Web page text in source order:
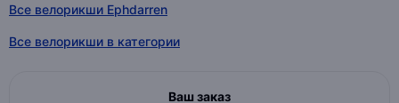
Все велорикши Ephdarren
Все велорикши в категории
Ваш заказ